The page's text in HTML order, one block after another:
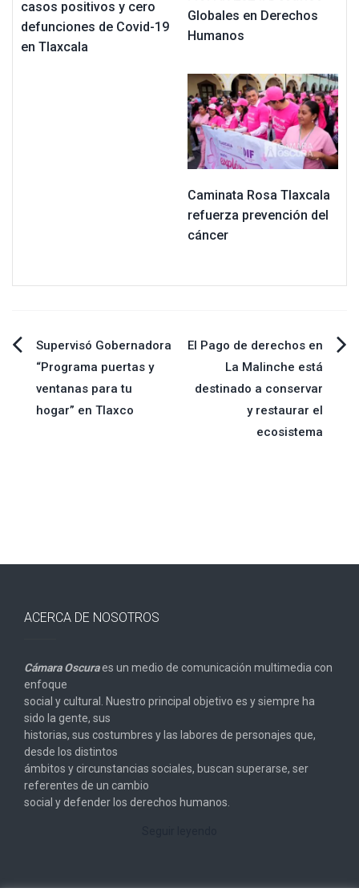
casos positivos y cero
defunciones de Covid-19
en Tlaxcala
Globales en Derechos
Humanos
Caminata Rosa Tlaxcala
refuerza prevención del
cáncer
Navegación
de
entradas
Supervisó Gobernadora
“Programa puertas y
ventanas para tu
hogar” en Tlaxco
El Pago de derechos en
La Malinche está
destinado a conservar
y restaurar el
ecosistema
ACERCA DE NOSOTROS
Cámara Oscuraes un medio de comunicación multimedia con
enfoque
social y cultural. Nuestro principal objetivo es y siempre ha
sido la gente, sus
historias, sus costumbres y las labores de personajes que,
desde los distintos
ámbitos y circunstancias sociales, buscan superarse, ser
referentes de un cambio
social y defender los derechos humanos.